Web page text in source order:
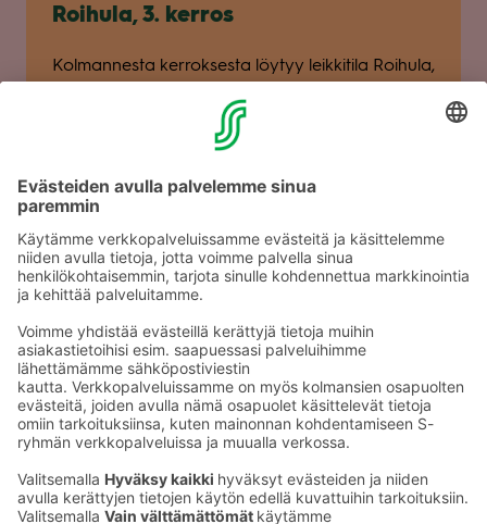
Roi­hula, 3. ker­ros
Kol­man­nesta ker­rok­sesta löy­tyy leik­ki­tila Roi­hula,
upea leik­ki­paikka, joka mah­dol­lis­taa van­hem­
mille lei­kin ja ruo­kai­lun yhdis­tä­mi­sen.